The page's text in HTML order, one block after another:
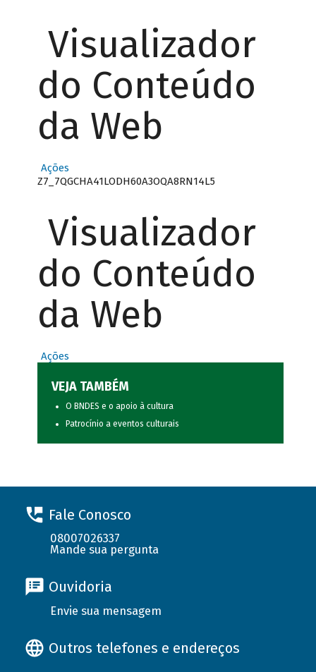
Visualizador
do Conteúdo
da Web
Ações
Z7_7QGCHA41LODH60A3OQA8RN14L5
Visualizador
do Conteúdo
da Web
Ações
VEJA TAMBÉM
O BNDES e o apoio à cultura
Patrocínio a eventos culturais
Fale Conosco
08007026337
Mande sua pergunta
Ouvidoria
Envie sua mensagem
Outros telefones e endereços